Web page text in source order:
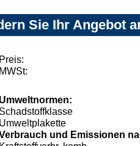
Sie Ihr Angebot
Preis:
MWSt:
Umweltnormen:
Schadstoffklasse
Umweltplakette
und Emissionen